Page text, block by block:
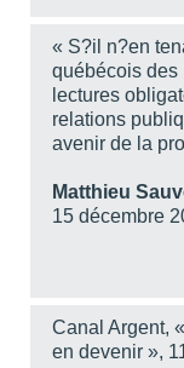
Annexe 3 - Protocole
2010
Annexe 4 -
BIBLIOGRAPHIE
« S?il n?en
québécois des
lectures
relations
avenir de la
Matthieu
15 décembre
Canal Argent,
en devenir »,